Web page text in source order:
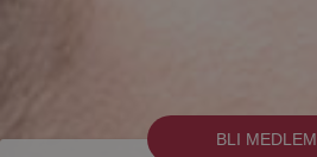
BLI MEDLEM